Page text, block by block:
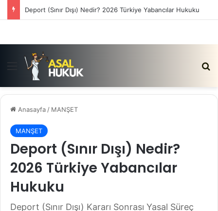
Deport (Sınır Dışı) Nedir? 2026 Türkiye Yabancılar Hukuku
Menü
Anasayfa / MANŞET
MANŞET
Deport (Sınır Dışı) Nedir?
2026 Türkiye Yabancılar
Hukuku
Deport (Sınır Dışı) Kararı Sonrası Yasal Süreç